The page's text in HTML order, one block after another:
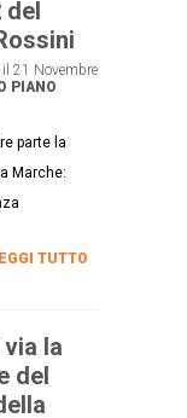
del
21 Novembre
PIANO
parte la
Marche:
TUTTO
via la
del